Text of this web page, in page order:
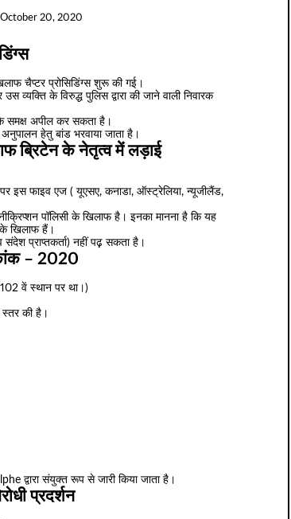
October 20, 2020
चैप्टर प्रोसिडिंग्स शुरू की गई।
व्यक्ति के विरुद्ध पुलिस द्वारा की जाने वाली निवारक
के समक्ष अपील कर सकता है।
हेतु बांड भरवाया जाता है।
ब्रिटेन के नेतृत्व में लड़ाई
इस फाइव एज ( यूएसए, कनाडा, ऑस्ट्रेलिया, न्यूजीलैंड,
पॉलिसी के खिलाफ है। इनका मानना है कि यह
के खिलाफ हैं।
प्राप्तकर्ता) नहीं पढ़़ सकता है।
– 2020
वें स्थान पर था।)
की है।
संयुक्त रूप से जारी किया जाता है।
प्रदर्शन